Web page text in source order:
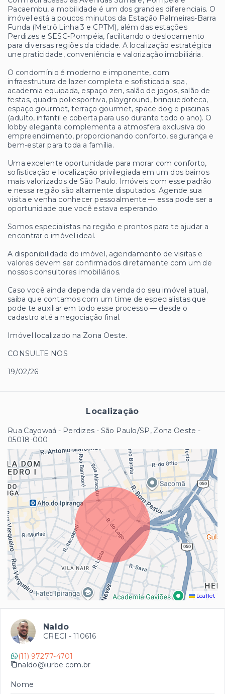
Pacaembu, a mobilidade é um dos grandes diferenciais. O
imóvel está a poucos minutos da Estação Palmeiras-Barra
Funda (Metrô Linha 3 e CPTM), além das estações
Perdizes e SESC-Pompéia, facilitando o deslocamento
para diversas regiões da cidade. A localização estratégica
une praticidade, conveniência e valorização imobiliária.
O condomínio é moderno e imponente, com
infraestrutura de lazer completa e sofisticada: spa,
academia equipada, espaço zen, salão de jogos, salão de
festas, quadra poliesportiva, playground, brinquedoteca,
espaço gourmet, terraço gourmet, space dog e piscinas
(adulto, infantil e coberta para uso durante todo o ano). O
lobby elegante complementa a atmosfera exclusiva do
empreendimento, proporcionando conforto, segurança e
bem-estar para toda a família.
Uma excelente oportunidade para morar com conforto,
sofisticação e localização privilegiada em um dos bairros
mais valorizados de São Paulo. Imóveis com esse padrão
e nessa região são altamente disputados. Agende sua
visita e venha conhecer pessoalmente — essa pode ser a
oportunidade que você estava esperando.
Somos especialistas na região e prontos para te ajudar a
encontrar o imóvel ideal.
A disponibilidade do imóvel, agendamento de visitas e
valores devem ser confirmados diretamente com um de
nossos consultores imobiliários.
Caso você ainda dependa da venda do seu imóvel atual,
saiba que contamos com um time de especialistas que
pode te auxiliar em todo esse processo — desde o
cadastro até a negociação final.
Imóvel localizado na Zona Oeste.
CONSULTE NOS
19/02/26
Localização
Rua Cayowaá - Perdizes - São Paulo/SP, Zona Oeste -
05018-000
Leaflet
Naldo
CRECI - 110616
(11) 97277-4701
naldo@iurbe.com.br
Nome